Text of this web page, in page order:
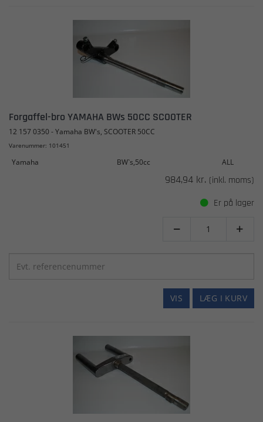
Forgaffel-bro YAMAHA BWs 50CC SCOOTER
12 157 0350 - Yamaha BW's, SCOOTER 50CC
Varenummer: 101451
Yamaha BW`s,50cc ALL
984,94 kr. (inkl. moms)
Er på lager
 
LÆG I KURV
VIS